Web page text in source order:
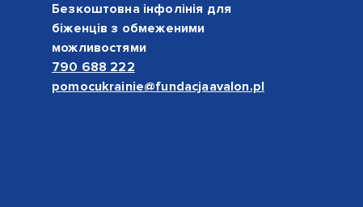
Безкоштовна інфолінія для
біженців з обмеженими
можливостями
790 688 222
pomocukrainie@fundacjaavalon.pl